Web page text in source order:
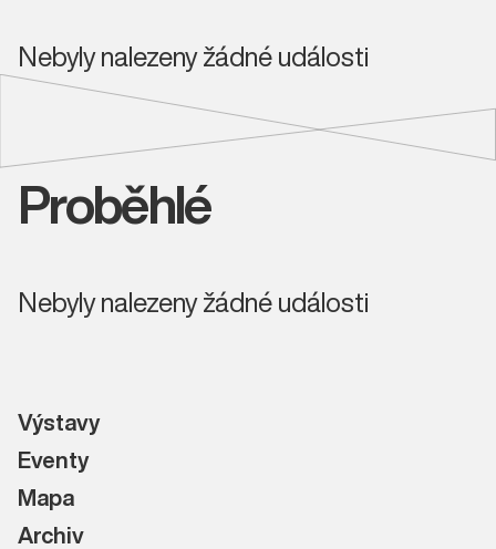
Nebyly nalezeny žádné události
Proběhlé
Nebyly nalezeny žádné události
Výstavy
Eventy
Mapa
Archiv